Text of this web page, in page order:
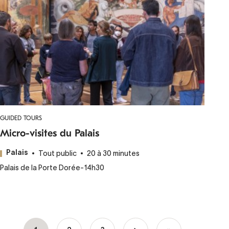
GUIDED TOURS
Micro-visites du Palais
Palais Tout public
20 à 30 minutes
Palais de la Porte Dorée-14h30